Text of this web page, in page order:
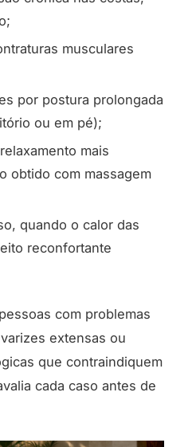
musculares
por postura prolongada
ou em pé);
mais
obtido com massagem
quando o calor das
reconfortante
com problemas
extensas ou
que contraindiquem
cada caso antes de